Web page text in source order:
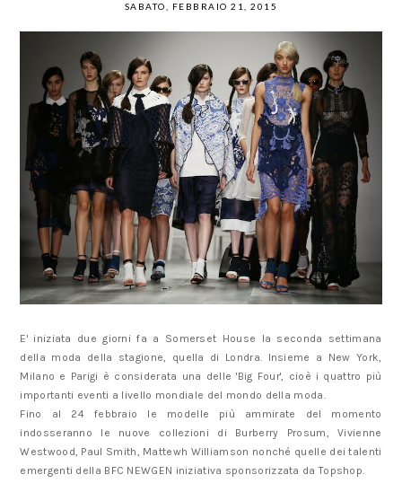
SABATO, FEBBRAIO 21, 2015
E' iniziata due giorni fa a Somerset House la seconda settimana
della moda della stagione, quella di Londra. Insieme a New York,
Milano e Parigi è considerata una delle 'Big Four', cioè i quattro più
importanti eventi a livello mondiale del mondo della moda.
Fino al 24 febbraio le modelle più ammirate del momento
indosseranno le nuove collezioni di Burberry Prosum, Vivienne
Westwood, Paul Smith, Mattewh Williamson nonché quelle dei talenti
emergenti della BFC NEWGEN iniziativa sponsorizzata da Topshop.